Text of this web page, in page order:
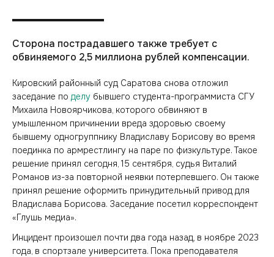
Сторона пострадавшего также требует с
обвиняемого 2,5 миллиона рублей компенсации.
Кировский районный суд Саратова снова отложил
заседание по делу бывшего студента-программиста СГУ
Михаила Новоярчикова, которого обвиняют в
умышленном причинении вреда здоровью своему
бывшему одногруппнику Владиславу Борисову во время
поединка по армрестлингу на паре по физкультуре. Такое
решение принял сегодня, 15 сентября, судья Виталий
Романов из-за повторной неявки потерпевшего. Он также
принял решение оформить принудительный привод для
Владислава Борисова. Заседание посетил корреспондент
«Глушь медиа».
Инцидент произошел почти два года назад, в ноябре 2023
года, в спортзале университета. Пока преподавателя